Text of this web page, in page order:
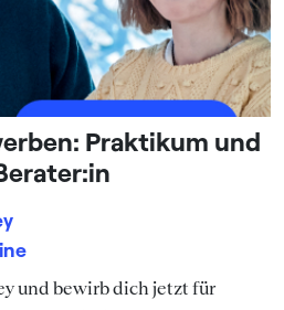
Praktikum und
und bewirb dich jetzt für